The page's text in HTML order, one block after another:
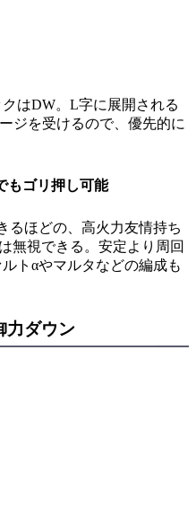
はDW。L字に展開される
ジを受けるので、優先的に
もゴリ押し可能
るほどの、高火力友情持ち
無視できる。安定より周回
トαやマルタなどの編成も
力ダウン